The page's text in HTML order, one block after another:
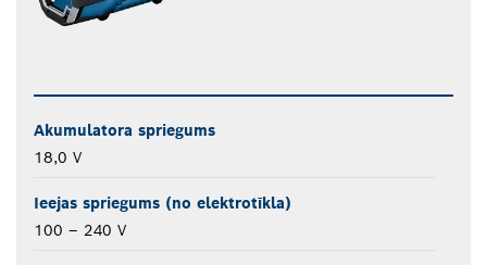
Akumulatora spriegums
18,0 V
Ieejas spriegums (no elektrotīkla)
100 – 240 V